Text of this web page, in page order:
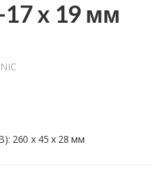
17 x 19 мм
260 x 45 x 28 мм